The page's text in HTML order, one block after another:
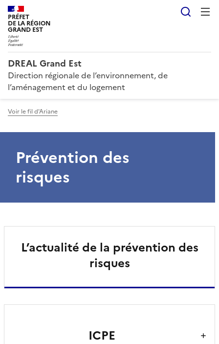
PRÉFET
DE LA RÉGION
GRAND EST
DREAL Grand Est
Direction régionale de l’environnement, de
l’aménagement et du logement
Voir le fil d'Ariane
Prévention des
risques
L’actualité de la prévention des
risques
ICPE